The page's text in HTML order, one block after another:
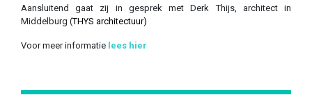
Aansluitend gaat zij in gesprek met Derk Thijs, architect in
Middelburg (THYS architectuur)
Voor meer informatie lees hier